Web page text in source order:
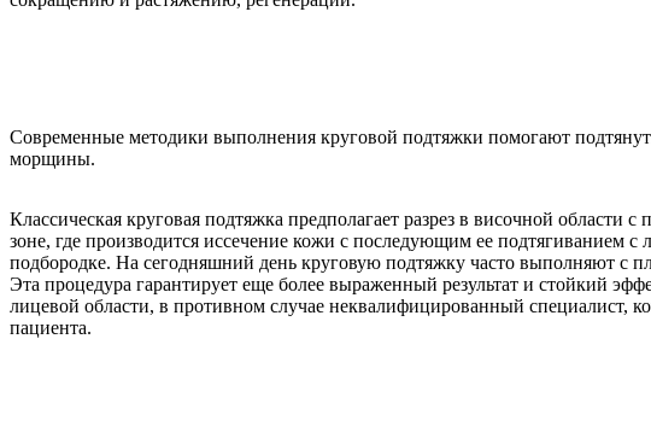
Современные методики выполнения круговой подтяжки помогают
морщины.
Классическая круговая подтяжка предполагает разрез в височной
зоне, где производится иссечение кожи с последующим ее подтягиванием
подбородке. На сегодняшний день круговую подтяжку часто выполняют с
Эта процедура гарантирует еще более выраженный результат и стойкий
лицевой области, в противном случае неквалифицированный специалист,
пациента.